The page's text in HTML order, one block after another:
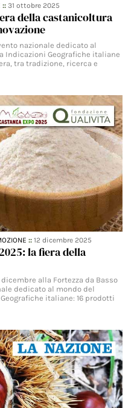
::31 ottobre 2025
della castanicoltura
nazionale dedicato al
Indicazioni Geografiche italiane
tra tradizione, ricerca e
::12 dicembre 2025
la fiera della
dicembre alla Fortezza da Basso
dedicato al mondo del
italiane: 16 prodotti